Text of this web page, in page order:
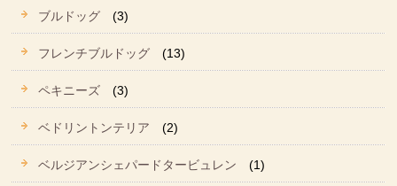
ブルドッグ (3)
フレンチブルドッグ (13)
ペキニーズ (3)
ベドリントンテリア (2)
ベルジアンシェパードタービュレン (1)